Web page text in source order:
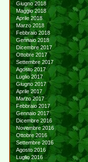
Giugno 2018
Maggio 2018
Aprile 2018
Marzo 2018
Febbraio 2018
Gennaio 2018
Dicembre 2017
Ottobre 2017
Settembre 2017
Agosto 2017
Luglio 2017
Giugno 2017
Aprile 2017
Marzo 2017
Febbraio 2017
Gennaio 2017
Dicembre 2016
Novembre 2016
Ottobre 2016
Settembre 2016
Agosto 2016
Luglio 2016